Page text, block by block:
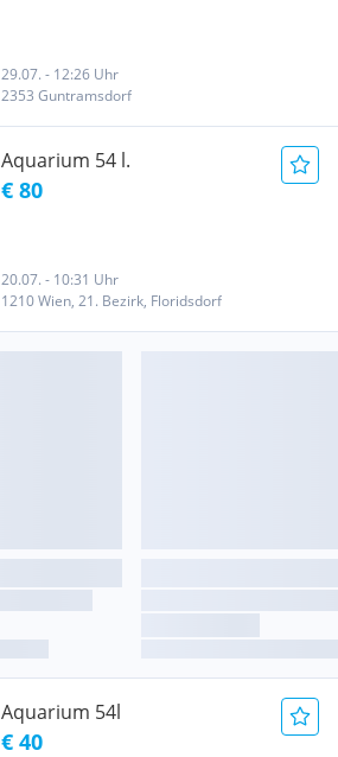
29.07. - 12:26 Uhr
2353 Guntramsdorf
Aquarium 54 l.
€ 80
20.07. - 10:31 Uhr
1210 Wien, 21. Bezirk, Floridsdorf
Aquarium 54l
€ 40